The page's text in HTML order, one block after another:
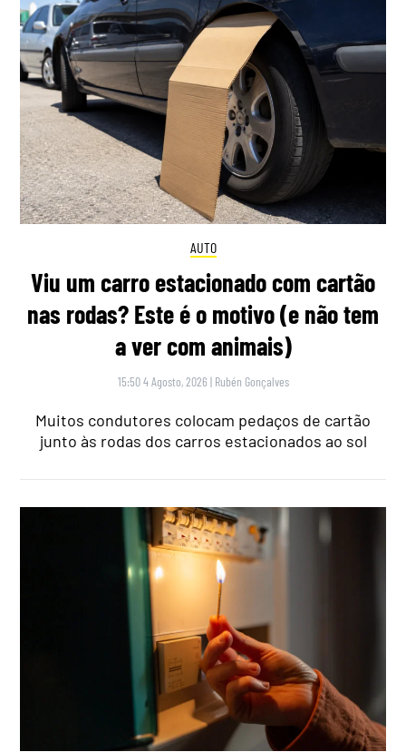
AUTO
Viu um carro estacionado com cartão
nas rodas? Este é o motivo (e não tem
a ver com animais)
15:50 4 Agosto, 2026 | Rubén Gonçalves
Muitos condutores colocam pedaços de cartão
junto às rodas dos carros estacionados ao sol